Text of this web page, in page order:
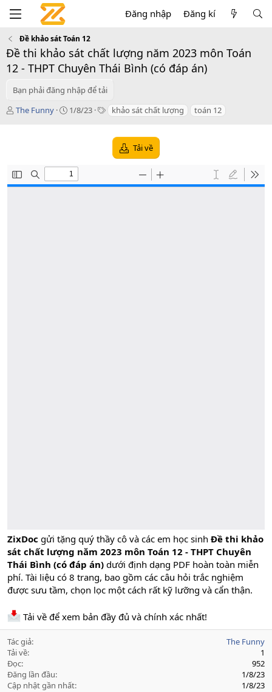
Đăng nhập Đăng kí
Đề khảo sát Toán 12
Đề thi khảo sát chất lượng năm 2023 môn Toán
12 - THPT Chuyên Thái Bình (có đáp án)
Bạn phải đăng nhập để tải
T
The Funny
C
o
n
1/8/23
T khảo sát chất lượng toán 12
Tải về
ZixDoc gửi tặng quý thầy cô và các em học sinh Đề thi khảo
sát chất lượng năm 2023 môn Toán 12 - THPT Chuyên
Thái Bình (có đáp án) dưới định dạng PDF hoàn toàn miễn
phí. Tài liệu có 8 trang, bao gồm các câu hỏi trắc nghiệm
được sưu tầm, chọn lọc một cách rất kỹ lưỡng và cẩn thận.
Tải về để xem bản đầy đủ và chính xác nhất!
Tác giả
The Funny
Tải về
1
Đọc
952
Đăng lần đầu
1/8/23
Cập nhật gần nhất
1/8/23